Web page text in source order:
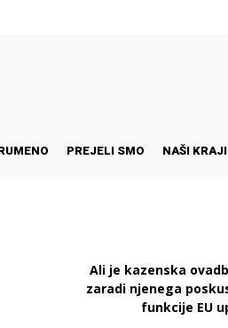
PREJELI SMO NAŠI KRAJI
Ali je kazenska
zaradi njenega
funkcije EU